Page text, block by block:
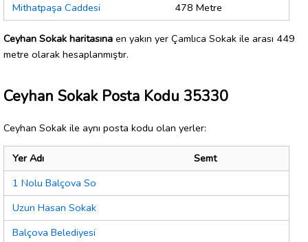
Mithatpaşa Caddesi
478 Metre
Ceyhan Sokak haritasına en yakın yer Çamlıca Sokak ile arası 449
metre olarak hesaplanmıştır.
Ceyhan Sokak Posta Kodu 35330
Ceyhan Sokak ile aynı posta kodu olan yerler:
Yer Adı
Semt
1 Nolu Balçova So
Uzun Hasan Sokak
Balçova Belediyesi